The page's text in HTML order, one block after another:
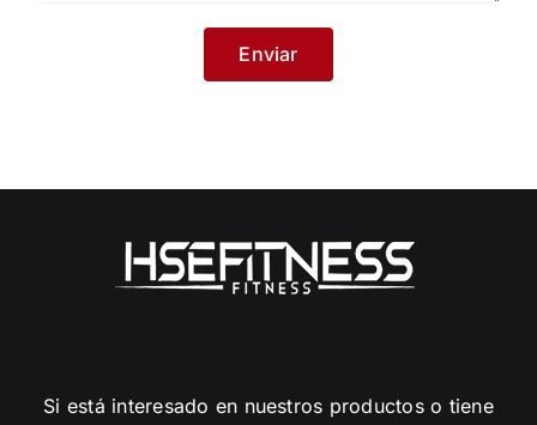
Si está interesado en nuestros productos o tiene